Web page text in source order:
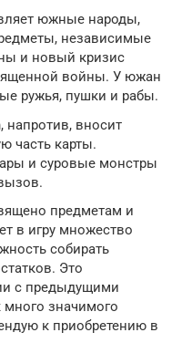
южные народы,
независимые
и новый кризис
войны. У южан
ружья, пушки и рабы.
напротив, вносит
часть карты.
и суровые монстры
предметам и
в игру множество
собирать
Это
с предыдущими
много значимого
к приобретению в